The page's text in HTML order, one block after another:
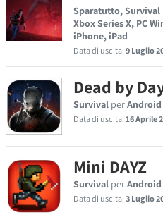
Sparatutto, Survival
Xbox Series X, PC
iPhone, iPad
Data di uscita:9 Luglio
Dead by
Survival perAndroid
Data di uscita:16 Aprile
Mini DAYZ
Survival perAndroid
Data di uscita:3 Luglio